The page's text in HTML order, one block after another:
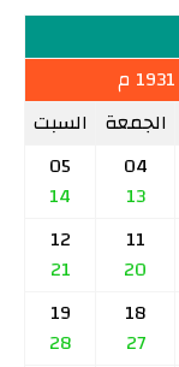
الجمعة السبت
04
13
05
14
11
20
12
21
18
27
19
28